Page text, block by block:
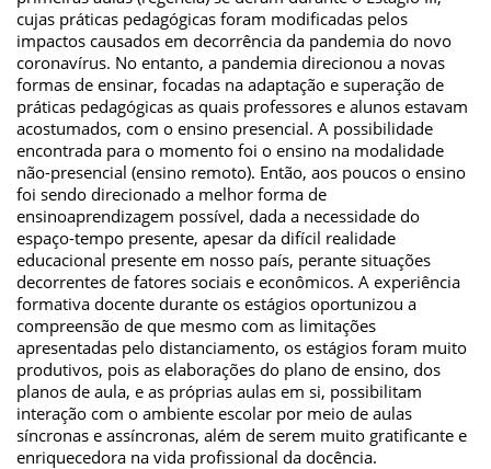
cujas práticas pedagógicas foram modificadas pelos
impactos causados em decorrência da pandemia do novo
coronavírus. No entanto, a pandemia direcionou a novas
formas de ensinar, focadas na adaptação e superação de
práticas pedagógicas as quais professores e alunos estavam
acostumados, com o ensino presencial. A possibilidade
encontrada para o momento foi o ensino na modalidade
não-presencial (ensino remoto). Então, aos poucos o ensino
foi sendo direcionado a melhor forma de
ensinoaprendizagem possível, dada a necessidade do
espaço-tempo presente, apesar da difícil realidade
educacional presente em nosso país, perante situações
decorrentes de fatores sociais e econômicos. A experiência
formativa docente durante os estágios oportunizou a
compreensão de que mesmo com as limitações
apresentadas pelo distanciamento, os estágios foram muito
produtivos, pois as elaborações do plano de ensino, dos
planos de aula, e as próprias aulas em si, possibilitam
interação com o ambiente escolar por meio de aulas
síncronas e assíncronas, além de serem muito gratificante e
enriquecedora na vida profissional da docência.